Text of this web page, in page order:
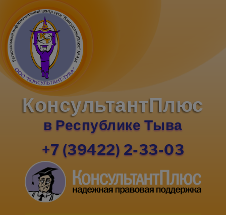
КонсультантПлюс
в Республике Тыва
+7 (39422) 2-33-03